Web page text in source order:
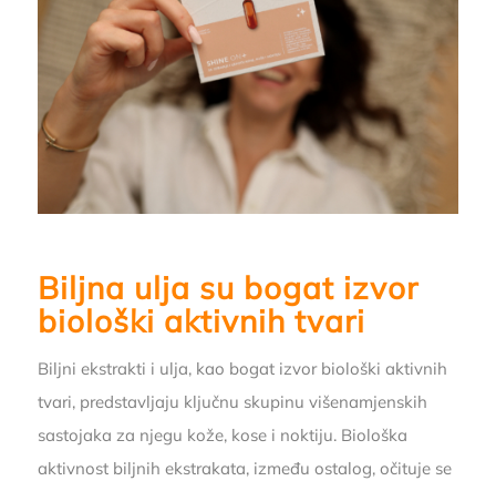
Biljna ulja su bogat izvor
biološki aktivnih tvari
Biljni ekstrakti i ulja, kao bogat izvor biološki aktivnih
tvari, predstavljaju ključnu skupinu višenamjenskih
sastojaka za njegu kože, kose i noktiju. Biološka
aktivnost biljnih ekstrakata, između ostalog, očituje se